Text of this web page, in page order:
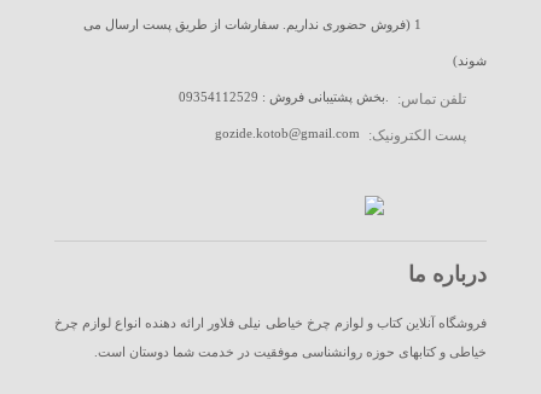
1 (فروش حضوری نداریم. سفارشات از طریق پست ارسال می
شوند)
تلفن تماس:
پست الکترونیک: gozide.kotob@gmail.com
درباره ما
فروشگاه آنلاین کتاب و لوازم چرخ خیاطی نیلی فلاور ارائه دهنده انواع لوازم چرخ
خیاطی و کتابهای حوزه روانشناسی موفقیت در خدمت شما دوستان است.